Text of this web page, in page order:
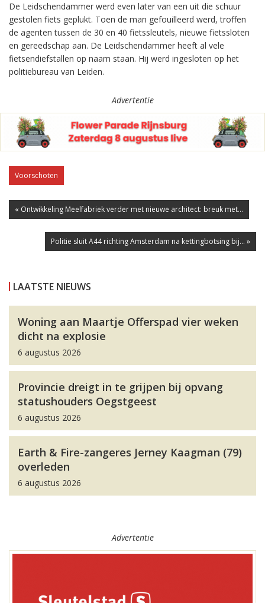
De Leidschendammer werd even later van een uit die schuur
gestolen fiets geplukt. Toen de man gefouilleerd werd, troffen
de agenten tussen de 30 en 40 fietssleutels, nieuwe fietssloten
en gereedschap aan. De Leidschendammer heeft al vele
fietsendiefstallen op naam staan. Hij werd ingesloten op het
politiebureau van Leiden.
Advertentie
Voorschoten
« Ontwikkeling Meelfabriek verder met nieuwe architect: breuk met...
Politie sluit A44 richting Amsterdam na kettingbotsing bij... »
LAATSTE NIEUWS
Woning aan Maartje Offerspad vier weken
dicht na explosie
6 augustus 2026
Provincie dreigt in te grijpen bij opvang
statushouders Oegstgeest
6 augustus 2026
Earth & Fire-zangeres Jerney Kaagman (79)
overleden
6 augustus 2026
Advertentie